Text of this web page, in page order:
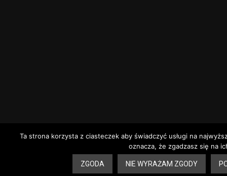
Ta strona korzysta z ciasteczek aby świadczyć usługi na
oznacza, że zgadzasz się na
ZGODA NIE WYRAŻAM ZGODY